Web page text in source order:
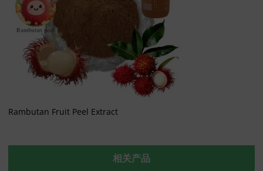
Rambutan Fruit Peel Extract
相关产品